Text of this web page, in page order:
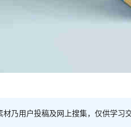
材乃用户投稿及网上搜集，仅供学习